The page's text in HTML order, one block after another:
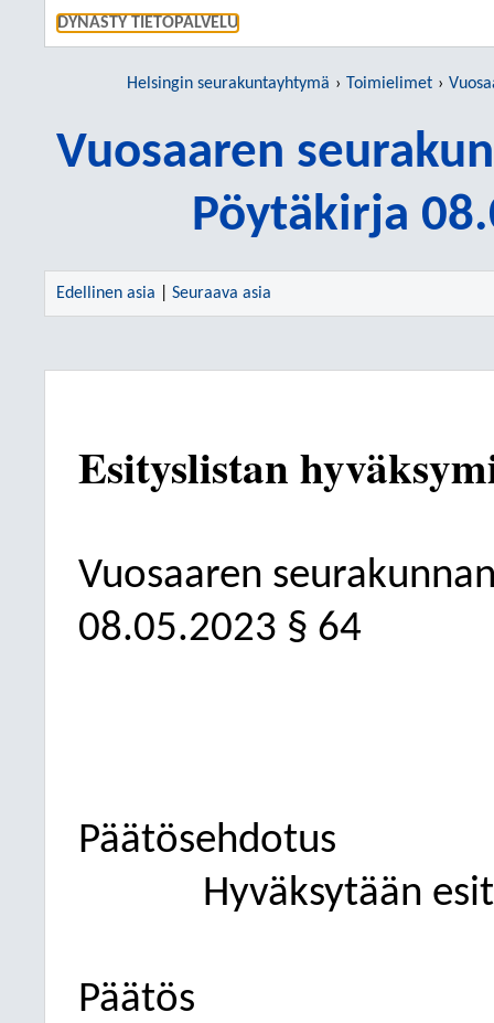
DYNASTY TIETOPALVELU
Helsingin seurakuntayhtymä Toimielimet
Vuosaaren
Pöytäkirja
Edellinen asia Seuraava asia
Esityslistan
Vuosaaren
08.05.2023 § 64
Päätösehdotus
Hyväksytään
Päätös